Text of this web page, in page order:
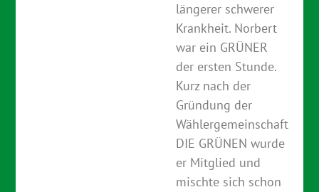
längerer schwerer
Krankheit. Norbert
war ein GRÜNER
der ersten Stunde.
Kurz nach der
Gründung der
Wählergemeinschaft
DIE GRÜNEN wurde
er Mitglied und
mischte sich schon